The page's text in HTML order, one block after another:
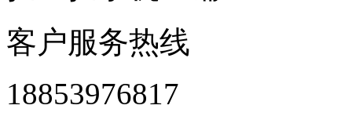
客户服务热线
18853976817